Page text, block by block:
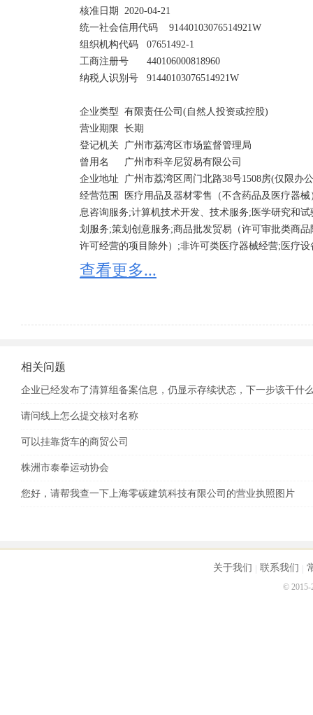
核准日期 	2020-04-21
统一社会信用代码 	91440103076514921W
组织机构代码 	07651492-1
工商注册号 	440106000818960
纳税人识别号 	91440103076514921W
企业类型 	有限责任公司(自然人投资或控股)
营业期限 	长期
登记机关 	广州市荔湾区市场监督管理局
曾用名 	广州市科辛尼贸易有限公司
企业地址 	广州市荔湾区周门北路38号1508房(仅限办公用途)
经营范围 	医疗用品及器材零售（不含药品及医疗器械）;化妆品及卫生用品批发;信息技术咨询服务;商品信
息咨询服务;计算机技术开发、技术服务;医学研究和
划服务;策划创意服务;商品批发贸易（许可审批类商
许可经营的项目除外）;非许可类医疗器械经营;医疗
发;医疗诊断、监护及治疗设备批发;许可类医疗器械
查看更多...
相关问题
企业已经发布了清算组备案信息，仍显示存续状态，下一步该干什
请问线上怎么提交核对名称
可以挂靠货车的商贸公司
株洲市泰拳运动协会
您好，请帮我查一下上海零碳建筑科技有限公司的营业执照图片
关于我们 联系我们
© 2015-